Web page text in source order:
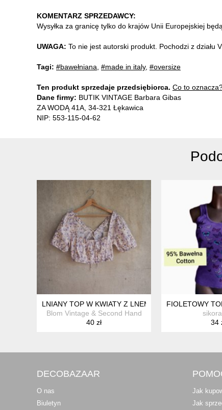
KOMENTARZ SPRZEDAWCY:
Wysyłka za granicę tylko do krajów Unii Europejskiej
UWAGA: To nie jest autorski produkt. Pochodzi z działu
Tagi: #bawełniana #made in italy, #oversize
Ten produkt sprzedaje przedsiębiorca. Co to
Dane firmy: BUTIK VINTAGE Barbara Gibas
ZA WODĄ 41A, 34-321 Łękawica
NIP: 553-115-04-62
LNIANY TOP W KWIATY Z LNEM 52% LEN 48%
Blom Vintage & Second Hand
40 zł
FIOLETOWY
34
DECOBAZAAR
O nas
Biuletyn
Jak
Jak